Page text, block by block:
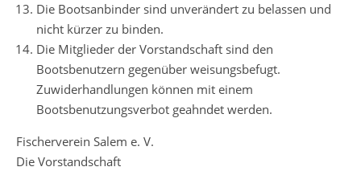
Die Bootsanbinder sind unverändert zu belassen und
nicht kürzer zu binden.
Die Mitglieder der Vorstandschaft sind den
Bootsbenutzern gegenüber weisungsbefugt.
Zuwiderhandlungen können mit einem
Bootsbenutzungsverbot geahndet werden.
Fischerverein Salem e. V.
Die Vorstandschaft